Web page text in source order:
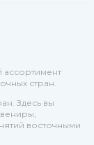
ассортимент
стран.
Здесь вы
восточными